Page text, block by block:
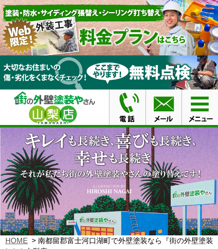
HOME
南都留郡富士河口湖町で外壁塗装なら『街の外壁塗装